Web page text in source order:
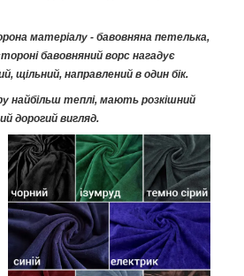
матеріалу - бавовняна петелька,
бавовняний ворс нагадує
щільний, направлений в один бік.
найбільш теплі, мають розкішний
дорогий вигляд.